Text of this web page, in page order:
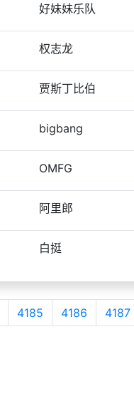
好妹妹乐队
权志龙
贾斯丁比伯
bigbang
OMFG
阿里郎
白挺
4185 4186 4187